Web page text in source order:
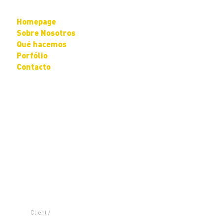
Homepage
Sobre Nosotros
Qué hacemos
Porfólio
Contacto
Client /